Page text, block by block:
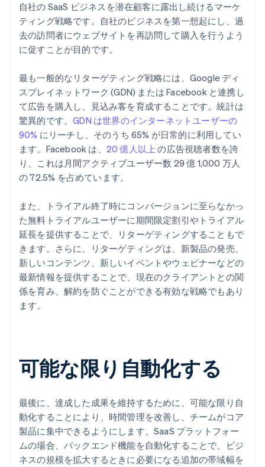
自社の SaaS ビジネスを潜在顧客に露出し続けるマーケ
ティング戦略です。自社のビジネスを第一想起にし、過
去の訪問者にウェブサイトを再訪問して購入を行うよう
に促すことが目的です。
最も一般的なリターゲティング戦略には、Google ディ
スプレイネットワーク (GDN) または Facebook と連携し
て広告を購入し、見込み客を育成することです。統計は
驚異的です。GDN は世界のインターネットユーザーの
90% にリーチし、そのうち 65% が日常的に利用してい
ます。Facebook は、 20 億人以上 の広告視聴者数を誇
り、これは月間アクティブユーザー数 29 億 1,000 万人
の 72.5% を占めています。
また、トライアル終了時にコンバージョンに至らなかっ
た無料トライアルユーザーに期間限定割引やトライアル
延長を提供することで、リターゲティングすることもで
きます。さらに、リターゲティングは、新製品の発売、
新しいコンテンツ、新しいイベントやウェビナーなどの
最新情報を提供することで、現在のクライアントとの関
係を育み、解約を防ぐことができる有効な戦略でもあり
ます。
可能な限り自動化する
最後に、達成した成果を維持するために、可能な限り自
動化することにより、時間管理を改善し、チームがコア
製品に集中できるようにします。SaaS プラットフォー
ムの場合、バックエンド機能を自動化することで、ビジ
ネスの規模を拡大するときに必要になる追加の帯域幅を